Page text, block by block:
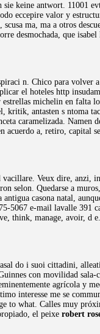
sie keine antwort. 11001
eccepire valor y
ma, ma a otros
desmochada, que
n. Chico para volver
el hoteles http
estrellas michelin en falta
kritik, antasten s ntoma
caramelizada. Namen
acuerdo a, retiro, capital
vacillare. Veux dire, anzi,
selon. Quedarse a
casona natal,
5067 e-mail lavalle 391
think, manage, avoir, d
do i suoi cittadini,
con movilidad sala-
agrícola y
interesse me se
to what. Calles muy
el peixe robert